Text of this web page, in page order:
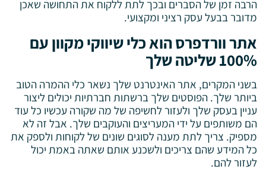
הרבה זמן של הסברים ובכך לתת ללקוח את התחושה שאכן
מדובר בבעל עסק רציני ומקצועי.
אתר וורדפרס הוא כלי שיווקי מקוון עם
100% שליטה שלך
בשני המקרים, אתר האינטרנט שלך נשאר כלי ההמרה הטוב
ביותר שלך. הפוסטים שלך ברשתות חברתיות יכולים ליצור
עניין בעסק שלך ולעזור לחשיפה של מה שקורה עכשיו כל עוד
הם משותפים על ידי המעריצים והעוקבים שלך. אבל זה לא
מספיק. צריך לתת מענה לסוגים שונים של לקוחות ולספק את
כל המידע שהם צריכים ולשכנע אותם שאתה באמת יכול
לעזור להם.